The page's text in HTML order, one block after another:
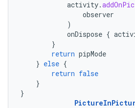
activity.
observer
)
onDispose {
}
return pipMode
} else {
return false
}
}